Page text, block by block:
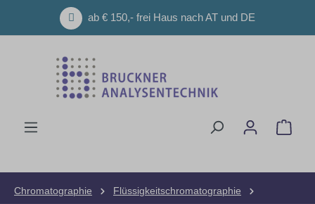
Zum Hauptinhalt springenab € 150,- frei Haus nach AT und DE
Chromatographie
Flüssigkeitschromatographie